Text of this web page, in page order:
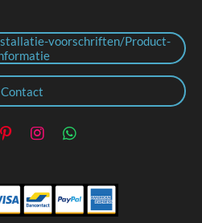
voorschriften/Product-
Contact
P
t
e
r
I
t
a
g
W
t
s
A